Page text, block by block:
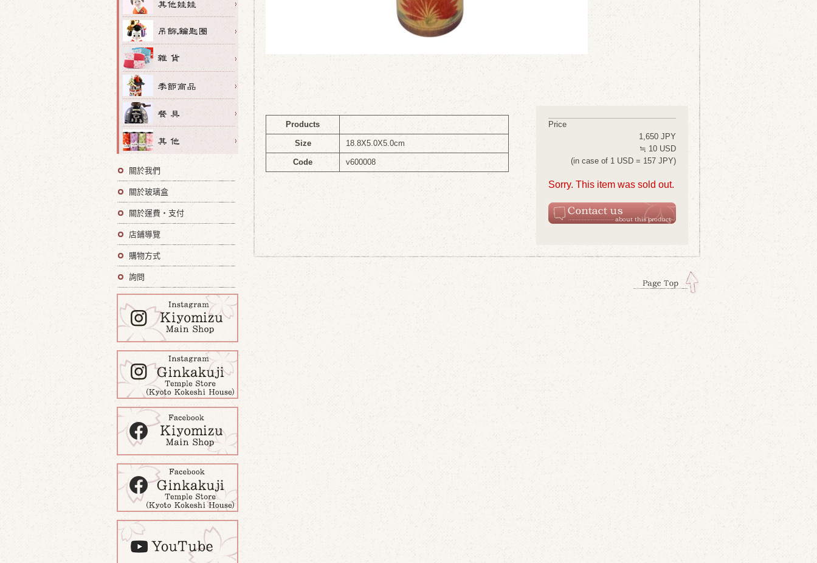
Products
Size 18.8X5.0X5.0cm
Code v600008
Price
1,650 JPY
≒ 10 USD
(in case of 1 USD = 157 JPY)
Sorry. This item was sold out.
關於我們
關於玻璃盒
關於運費・支付
店鋪導覽
購物方式
詢問